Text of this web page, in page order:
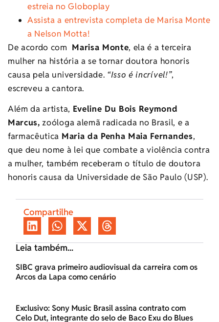
estreia no Globoplay
Assista a entrevista completa de Marisa Monte
a Nelson Motta!
De acordo com Marisa Monte, ela é a terceira
mulher na história a se tornar doutora honoris
causa pela universidade. “Isso é incrível!”,
escreveu a cantora.
Além da artista, Eveline Du Bois Reymond
Marcus, zoóloga alemã radicada no Brasil, e a
farmacêutica Maria da Penha Maia Fernandes,
que deu nome à lei que combate a violência contra
a mulher, também receberam o título de doutora
honoris causa da Universidade de São Paulo (USP).
Compartilhe
Leia também...
SIBC grava primeiro audiovisual da carreira com os
Arcos da Lapa como cenário
Exclusivo: Sony Music Brasil assina contrato com
Celo Dut, integrante do selo de Baco Exu do Blues